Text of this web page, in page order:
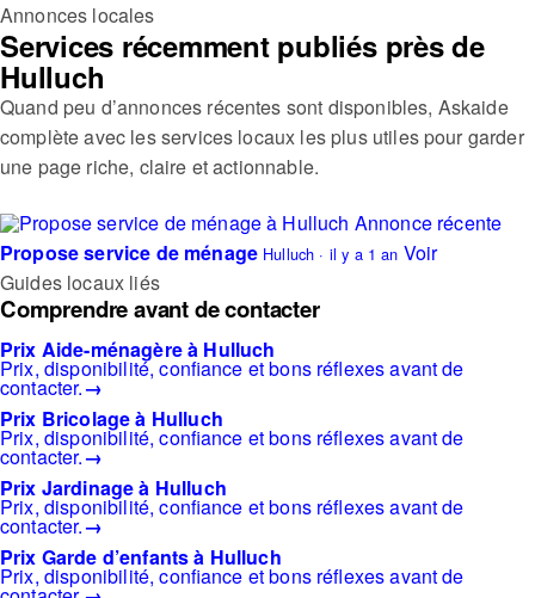
Annonces locales
Services récemment publiés près de
Hulluch
Quand peu d’annonces récentes sont disponibles, Askaide
complète avec les services locaux les plus utiles pour garder
une page riche, claire et actionnable.
Annonce récente
Propose service de ménage Hulluch · il y a 1 an Voir
Guides locaux liés
Comprendre avant de contacter
Prix Aide-ménagère à Hulluch
Prix, disponibilité, confiance et bons réflexes avant de
contacter.→
Prix Bricolage à Hulluch
Prix, disponibilité, confiance et bons réflexes avant de
contacter.→
Prix Jardinage à Hulluch
Prix, disponibilité, confiance et bons réflexes avant de
contacter.→
Prix Garde d’enfants à Hulluch
Prix, disponibilité, confiance et bons réflexes avant de